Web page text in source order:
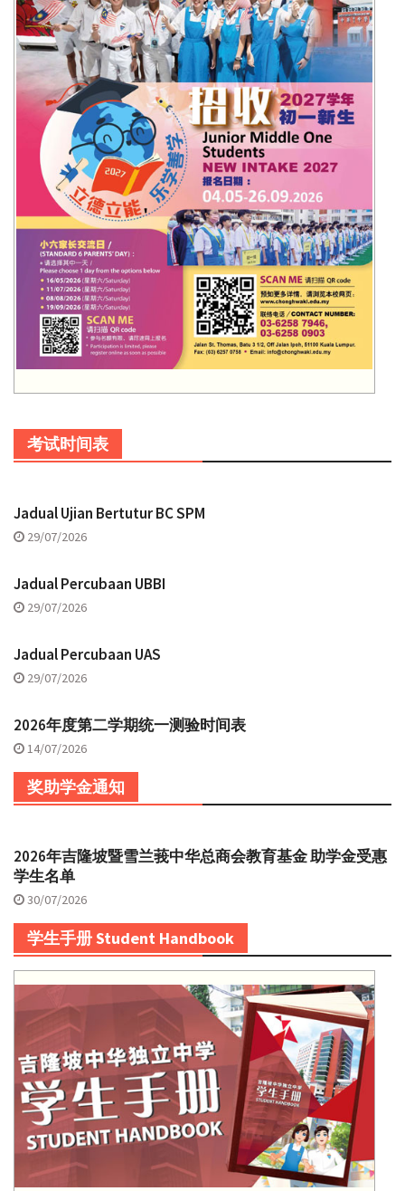
考试时间表
Jadual Ujian Bertutur BC SPM
29/07/2026
Jadual Percubaan UBBI
29/07/2026
Jadual Percubaan UAS
29/07/2026
2026年度第二学期统一测验时间表
14/07/2026
奖助学金通知
2026年吉隆坡暨雪兰莪中华总商会教育基金 助学金受惠
学生名单
30/07/2026
学生手册 Student Handbook